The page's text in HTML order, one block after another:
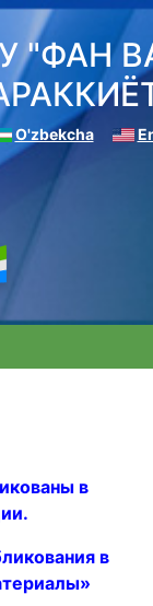
"ФАН
O'zbekcha
в
в